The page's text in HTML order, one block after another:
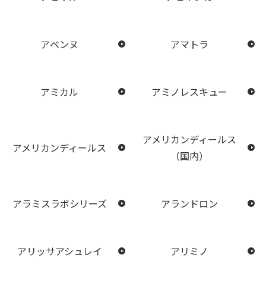
アベンヌ アマトラ
アミカル アミノレスキュー
アメリカンディールス
アメリカンディールス
（国内）
アラミスラボシリーズ アランドロン
アリッサアシュレイ アリミノ